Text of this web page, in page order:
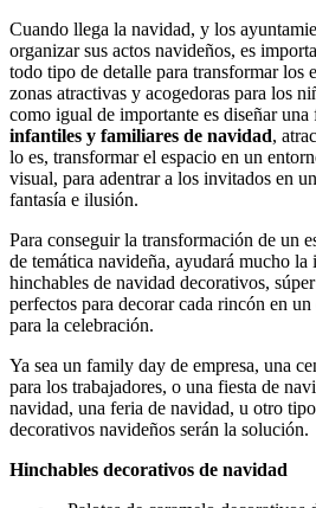
Cuando llega la navidad, y los
organizar sus actos navideños, es
todo tipo de detalle para transformar los
zonas atractivas y acogedoras para los
como igual de importante es diseñar una
infantiles y familiares de navidad,
lo es, transformar el espacio en un
visual, para adentrar a los invitados en
fantasía e ilusión.
Para conseguir la transformación de un
de temática navideña, ayudará mucho la
hinchables de navidad decorativos,
perfectos para decorar cada rincón en
para la celebración.
Ya sea un family day de empresa, una
para los trabajadores, o una fiesta de
navidad, una feria de navidad, u otro
decorativos navideños serán la solución.
Hinchables decorativos de navidad